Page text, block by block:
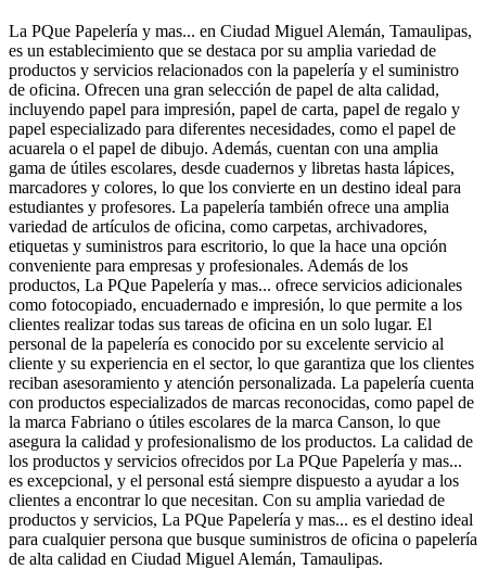
La PQue Papelería y mas... en Ciudad Miguel Alemán, Tamaulipas,
es un establecimiento que se destaca por su amplia variedad de
productos y servicios relacionados con la papelería y el suministro
de oficina. Ofrecen una gran selección de papel de alta calidad,
incluyendo papel para impresión, papel de carta, papel de regalo y
papel especializado para diferentes necesidades, como el papel de
acuarela o el papel de dibujo. Además, cuentan con una amplia
gama de útiles escolares, desde cuadernos y libretas hasta lápices,
marcadores y colores, lo que los convierte en un destino ideal para
estudiantes y profesores. La papelería también ofrece una amplia
variedad de artículos de oficina, como carpetas, archivadores,
etiquetas y suministros para escritorio, lo que la hace una opción
conveniente para empresas y profesionales. Además de los
productos, La PQue Papelería y mas... ofrece servicios adicionales
como fotocopiado, encuadernado e impresión, lo que permite a los
clientes realizar todas sus tareas de oficina en un solo lugar. El
personal de la papelería es conocido por su excelente servicio al
cliente y su experiencia en el sector, lo que garantiza que los clientes
reciban asesoramiento y atención personalizada. La papelería cuenta
con productos especializados de marcas reconocidas, como papel de
la marca Fabriano o útiles escolares de la marca Canson, lo que
asegura la calidad y profesionalismo de los productos. La calidad de
los productos y servicios ofrecidos por La PQue Papelería y mas...
es excepcional, y el personal está siempre dispuesto a ayudar a los
clientes a encontrar lo que necesitan. Con su amplia variedad de
productos y servicios, La PQue Papelería y mas... es el destino ideal
para cualquier persona que busque suministros de oficina o papelería
de alta calidad en Ciudad Miguel Alemán, Tamaulipas.